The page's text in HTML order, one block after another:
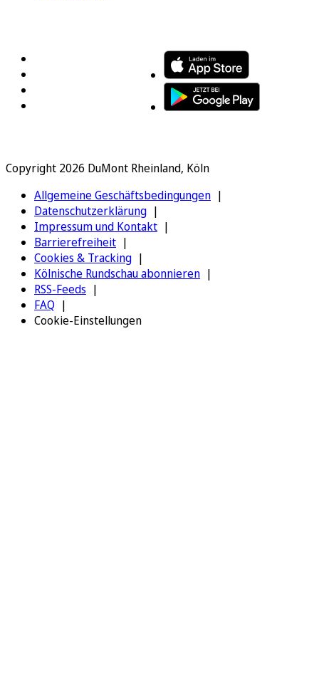
Copyright 2026 DuMont Rheinland, Köln
Allgemeine Geschäftsbedingungen
Datenschutzerklärung
Impressum und Kontakt
Barrierefreiheit
Cookies & Tracking
Kölnische Rundschau abonnieren
RSS-Feeds
FAQ
Cookie-Einstellungen